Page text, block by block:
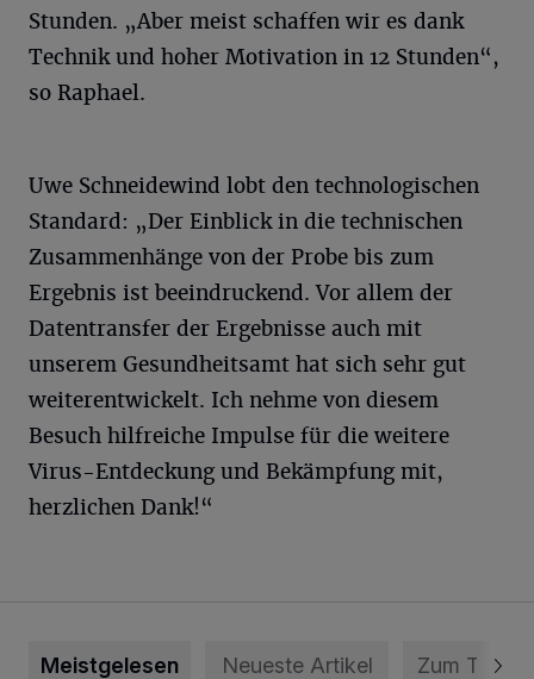
Stunden. „Aber meist schaffen wir es dank
Technik und hoher Motivation in 12 Stunden“,
so Raphael.
Uwe Schneidewind lobt den technologischen
Standard: „Der Einblick in die technischen
Zusammenhänge von der Probe bis zum
Ergebnis ist beeindruckend. Vor allem der
Datentransfer der Ergebnisse auch mit
unserem Gesundheitsamt hat sich sehr gut
weiterentwickelt. Ich nehme von diesem
Besuch hilfreiche Impulse für die weitere
Virus-Entdeckung und Bekämpfung mit,
herzlichen Dank!“
Meistgelesen Neueste Artikel Zum Thema